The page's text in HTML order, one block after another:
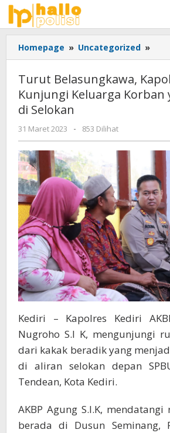
Lewati
konten
Homepage » Uncategorized »
di
Turut Belasungkawa,
Kunjungi Keluarga Korban
di Selokan
31 Maret 2023
oleh
Adhis
- 853 Dilihat
Kediri – Kapolres Kediri
Nugroho S.I K, mengunjungi
dari kakak beradik yang
di aliran selokan depan
Tendean, Kota Kediri.
AKBP Agung S.I.K,
berada di Dusun Seminang,